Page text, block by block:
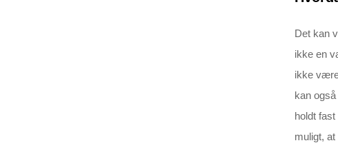
Det kan
ikke en
ikke
kan
holdt
muligt,